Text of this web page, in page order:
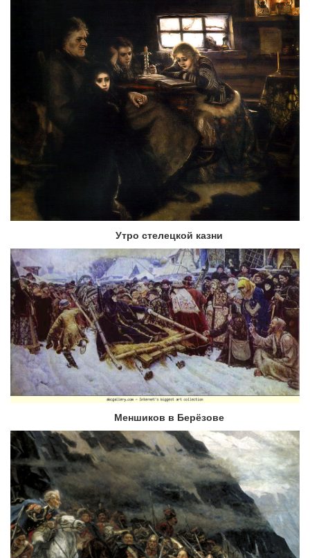
Утро стелецкой казни
Меншиков в Берёзове